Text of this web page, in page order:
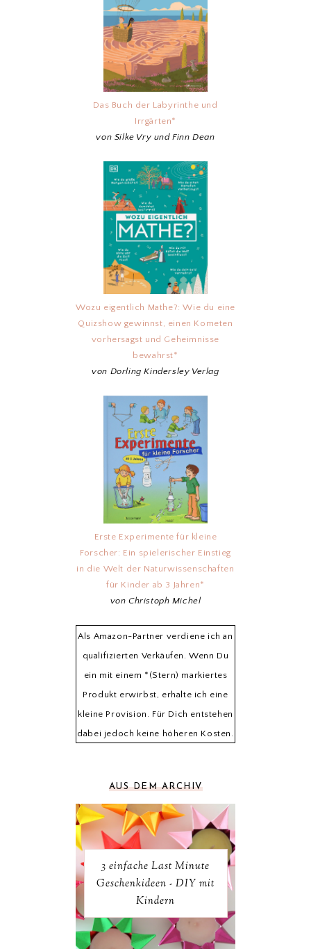
Das Buch der Labyrinthe und
Irrgärten*
von Silke Vry und Finn Dean
Wozu eigentlich Mathe?: Wie du eine
Quizshow gewinnst, einen Kometen
vorhersagst und Geheimnisse
bewahrst*
von Dorling Kindersley Verlag
Erste Experimente für kleine
Forscher: Ein spielerischer Einstieg
in die Welt der Naturwissenschaften
für Kinder ab 3 Jahren*
von Christoph Michel
Als Amazon-Partner verdiene ich an
qualifizierten Verkäufen. Wenn Du
ein mit einem *(Stern) markiertes
Produkt erwirbst, erhalte ich eine
kleine Provision. Für Dich entstehen
dabei jedoch keine höheren Kosten.
AUS DEM ARCHIV
3 einfache Last Minute
Geschenkideen - DIY mit
Kindern